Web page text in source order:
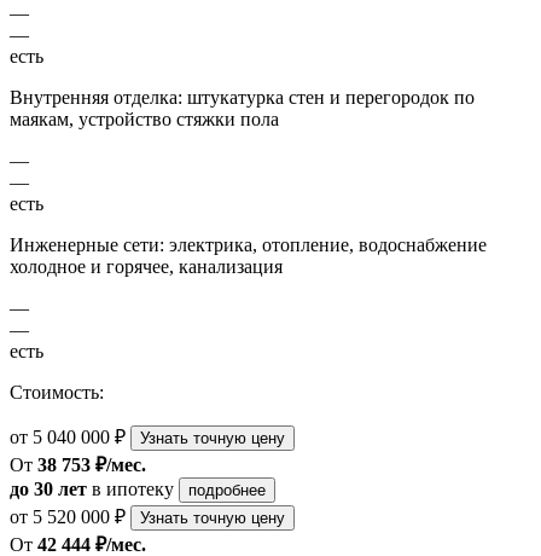
—
—
есть
Внутренняя отделка: штукатурка стен и перегородок по
маякам, устройство стяжки пола
—
—
есть
Инженерные сети: электрика, отопление, водоснабжение
холодное и горячее, канализация
—
—
есть
Стоимость:
от 5 040 000 ₽ Узнать точную цену
От 38 753 ₽/мес.
до 30 лет в ипотеку подробнее
от 5 520 000 ₽ Узнать точную цену
От 42 444 ₽/мес.